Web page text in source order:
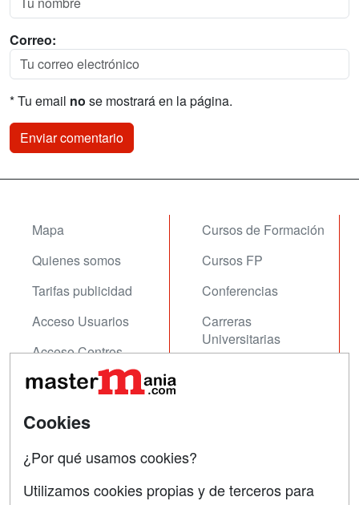
Correo:
* Tu email no se mostrará en la página.
Mapa
Quienes somos
Tarifas publicidad
Acceso Usuarios
Acceso Centros
Cursos de Formación
Cursos FP
Conferencias
Carreras
Universitarias
Contactar
Cookies
¿Por qué usamos cookies?
Utilizamos cookies propias y de terceros para